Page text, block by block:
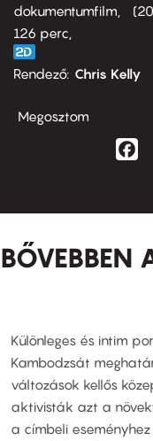
dokumentumfilm
126 perc,
Rendező Chris Kelly
Megosztom
BŐVEBBEN
Különleges és intim
Kambodzsát
változások kellős
aktivisták azt a
a címbeli